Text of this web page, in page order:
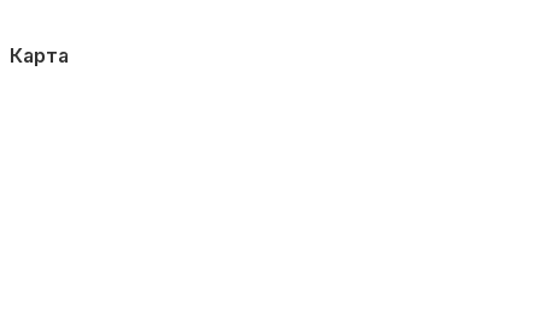
Карта